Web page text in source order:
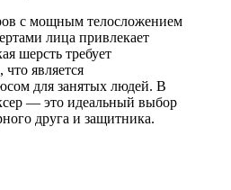
с мощным телосложением
лица привлекает
шерсть требует
является
для занятых людей. В
— это идеальный выбор
друга и защитника.